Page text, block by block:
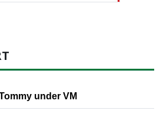
under VM